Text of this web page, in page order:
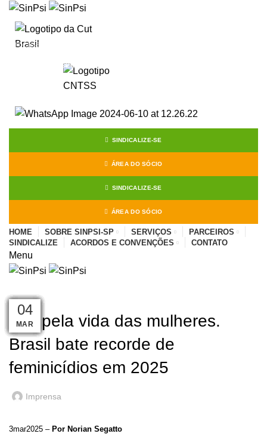
SINDICALIZE-SE
ÁREA DO SÓCIO
SINDICALIZE-SE
ÁREA DO SÓCIO
HOME SOBRE SINPSI-SP SERVIÇOS
PARCEIROS
SINDICALIZE
ACORDOS E CONVENÇÕES CONTATO
Menu
EM DESTAQUE
8M: pela vida das mulheres.
Brasil bate recorde de
feminicídios em 2025
Imprensa
03
MAR
3mar2025 –Por Norian Segatto
07
MAR
07
MAR
16
NOV
05
ABR
15
MAR
09
MAR
08
MAR
08
MAR
08
MAR
05
MAR
05
MAR
04
MAR
Start typing to see posts you are looking for.